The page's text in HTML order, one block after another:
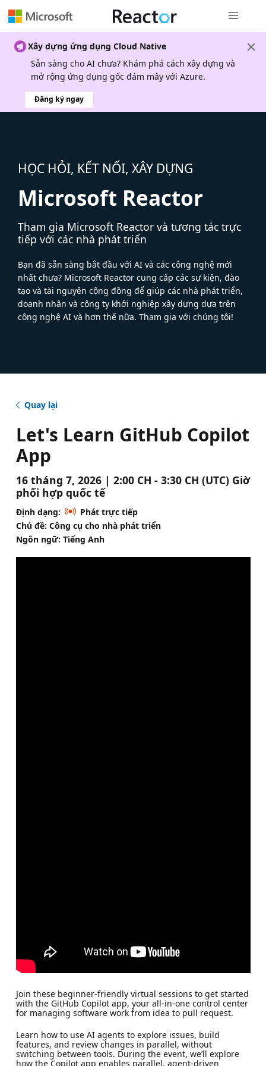
Xây dựng ứng dụng Cloud Native
Sẵn sàng cho AI chưa? Khám phá cách xây dựng và
mở rộng ứng dụng gốc đám mây với Azure.
Đăng ký ngay
HỌC HỎI, KẾT NỐI, XÂY DỰNG
Microsoft Reactor
Tham gia Microsoft Reactor và tương tác trực
tiếp với các nhà phát triển
Bạn đã sẵn sàng bắt đầu với AI và các công nghệ mới
nhất chưa? Microsoft Reactor cung cấp các sự kiện, đào
tạo và tài nguyên cộng đồng để giúp các nhà phát triển,
doanh nhân và công ty khởi nghiệp xây dựng dựa trên
công nghệ AI và hơn thế nữa. Tham gia với chúng tôi!
Quay lại
Let's Learn GitHub Copilot
App
16 tháng 7, 2026 | 2:00 CH - 3:30 CH (UTC) Giờ
phối hợp quốc tế
Định dạng:
Phát trực tiếp
Chủ đề: Công cụ cho nhà phát triển
Ngôn ngữ: Tiếng Anh
Join these beginner-friendly virtual sessions to get started
with the GitHub Copilot app, your all-in-one control center
for managing software work from idea to pull request.
Learn how to use AI agents to explore issues, build
features, and review changes in parallel, without
switching between tools. During the event, we’ll explore
how the Copilot app enables parallel, agent-driven